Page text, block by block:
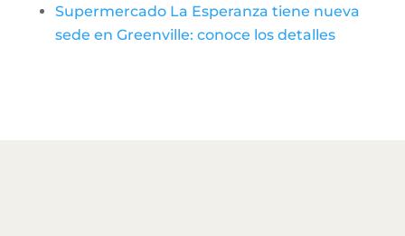
Supermercado La Esperanza tiene nueva
sede en Greenville: conoce los detalles